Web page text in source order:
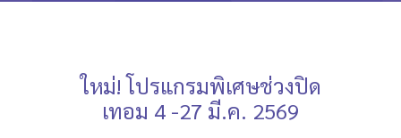
ติดต่อเรา
ใหม่! โปรแกรมพิเศษช่วงปิด
เทอม 4 -27 มี.ค. 2569